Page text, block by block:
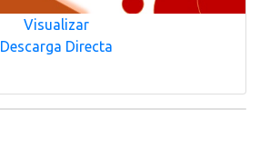
Visualizar
Descarga Directa